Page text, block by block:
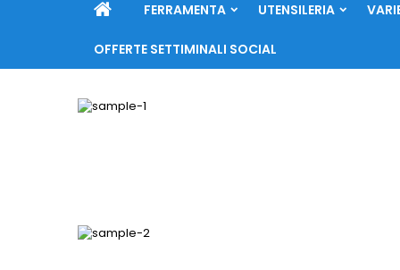
FERRAMENTA UTENSILERIA
OFFERTE SETTIMINALI SOCIAL